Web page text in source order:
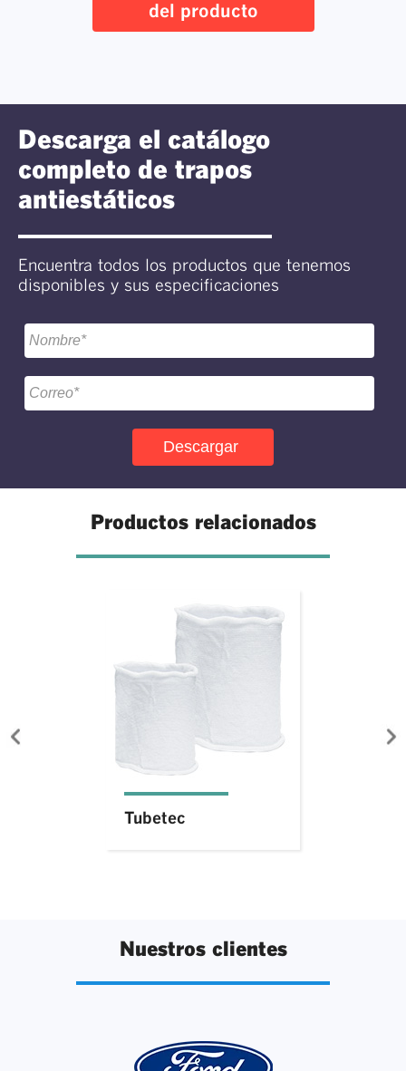
del producto
Descarga el catálogo
completo de trapos
antiestáticos
Encuentra todos los productos que tenemos
disponibles y sus especificaciones
Productos relacionados
Tubetec
Nuestros clientes